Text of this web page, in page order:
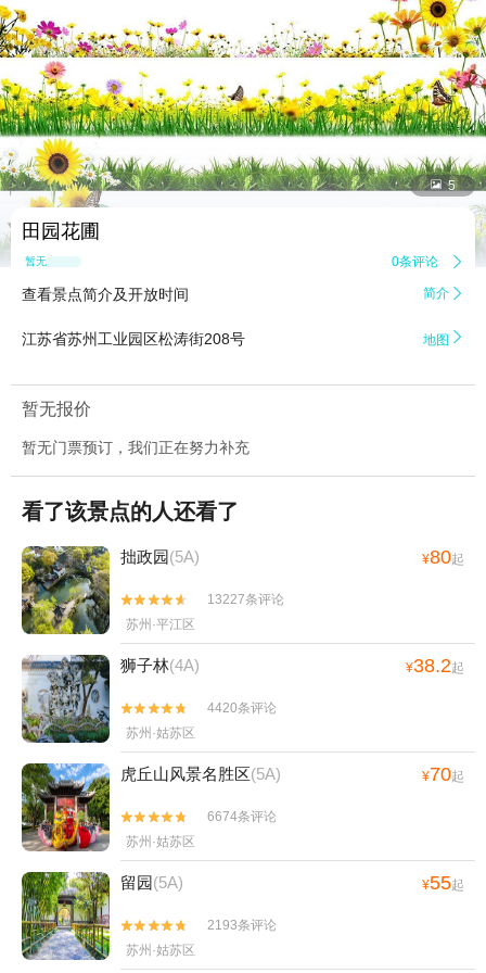
 5
田园花圃
暂无点评 0条评论 
查看景点简介及开放时间 简介 
江苏省苏州工业园区松涛街208号 地图 
暂无报价
暂无门票预订，我们正在努力补充
看了该景点的人还看了
拙政园(5A) ¥80起


13227条评论
苏州·平江区
狮子林(4A) ¥38.2起


4420条评论
苏州·姑苏区
虎丘山风景名胜区(5A) ¥70起


6674条评论
苏州·姑苏区
留园(5A) ¥55起


2193条评论
苏州·姑苏区
